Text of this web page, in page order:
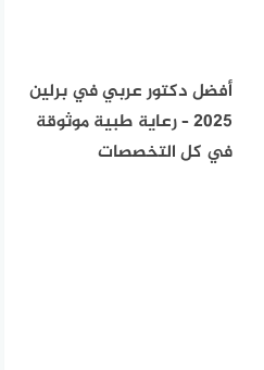
أفضل دكتور عربي في برلين
2025 – رعاية طبية موثوقة
في كل التخصصات